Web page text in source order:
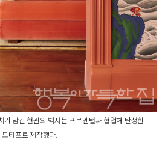
담긴 현관의 벽지는 프로멘털과 협업해 탄생한
티프로 제작했다.